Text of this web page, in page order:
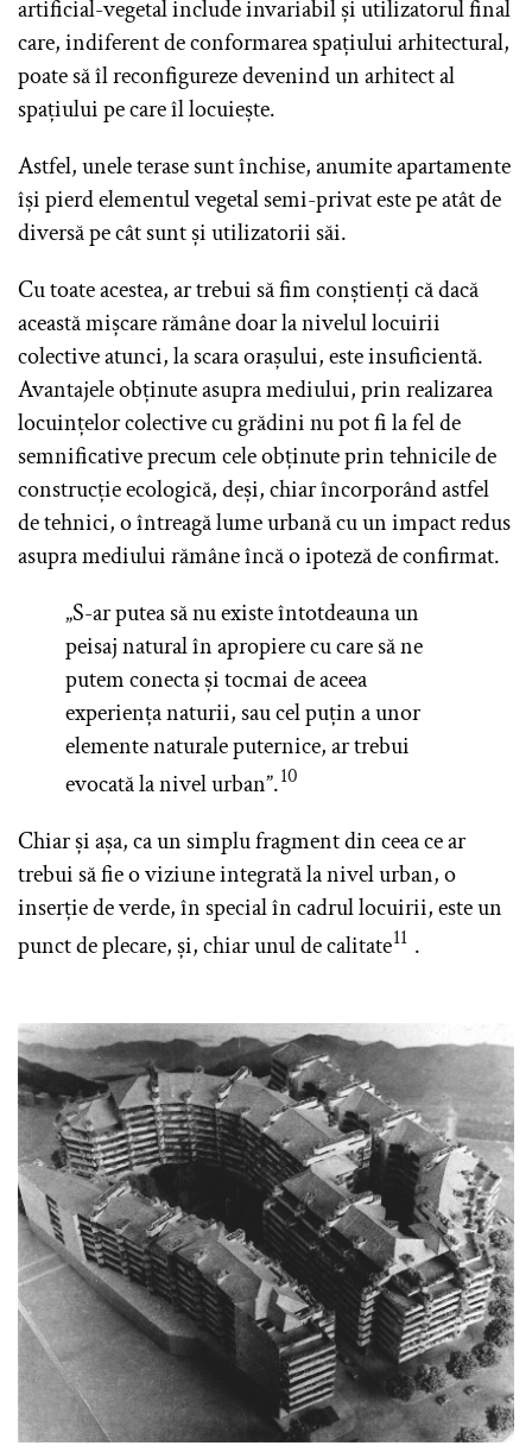
artificial-vegetal include invariabil și utilizatorul final
care, indiferent de conformarea spațiului arhitectural,
poate să îl reconfigureze devenind un arhitect al
spațiului pe care îl locuiește.
Astfel, unele terase sunt închise, anumite apartamente
își pierd elementul vegetal semi-privat este pe atât de
diversă pe cât sunt și utilizatorii săi.
Cu toate acestea, ar trebui să fim conștienți că dacă
această mișcare rămâne doar la nivelul locuirii
colective atunci, la scara orașului, este insuficientă.
Avantajele obținute asupra mediului, prin realizarea
locuințelor colective cu grădini nu pot fi la fel de
semnificative precum cele obținute prin tehnicile de
construcție ecologică, deși, chiar încorporând astfel
de tehnici, o întreagă lume urbană cu un impact redus
asupra mediului rămâne încă o ipoteză de confirmat.
„S-ar putea să nu existe întotdeauna un
peisaj natural în apropiere cu care să ne
putem conecta și tocmai de aceea
experiența naturii, sau cel puțin a unor
elemente naturale puternice, ar trebui
evocată la nivel urban”.10
Chiar și așa, ca un simplu fragment din ceea ce ar
trebui să fie o viziune integrată la nivel urban, o
inserție de verde, în special în cadrul locuirii, este un
punct de plecare, și, chiar unul de calitate11 .